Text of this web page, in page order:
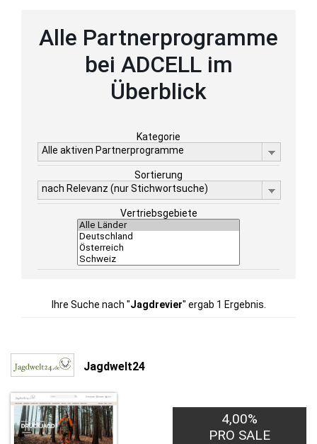
Alle Partnerprogramme
bei ADCELL im
Überblick
Kategorie
Alle aktiven Partnerprogramme
Sortierung
nach Relevanz (nur Stichwortsuche)
Vertriebsgebiete
Ihre Suche nach "Jagdrevier" ergab 1 Ergebnis.
Jagdwelt24
4,00%
PRO SALE